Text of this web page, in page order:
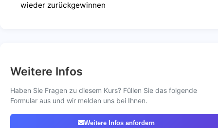
wieder zurückgewinnen
Weitere Infos
Haben Sie Fragen zu diesem Kurs? Füllen Sie das folgende
Formular aus und wir melden uns bei Ihnen.
Weitere Infos anfordern